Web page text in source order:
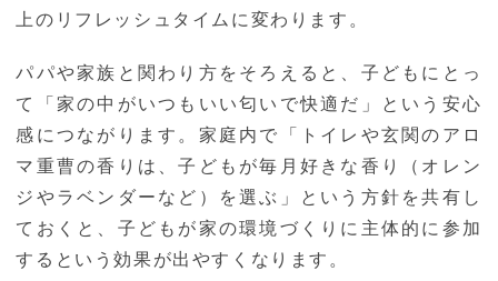
上のリフレッシュタイムに変わります。
パパや家族と関わり方をそろえると、子どもにとっ
て「家の中がいつもいい匂いで快適だ」という安心
感につながります。家庭内で「トイレや玄関のアロ
マ重曹の香りは、子どもが毎月好きな香り（オレン
ジやラベンダーなど）を選ぶ」という方針を共有し
ておくと、子どもが家の環境づくりに主体的に参加
するという効果が出やすくなります。